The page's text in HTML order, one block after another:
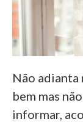
Não adianta
bem mas
informar,